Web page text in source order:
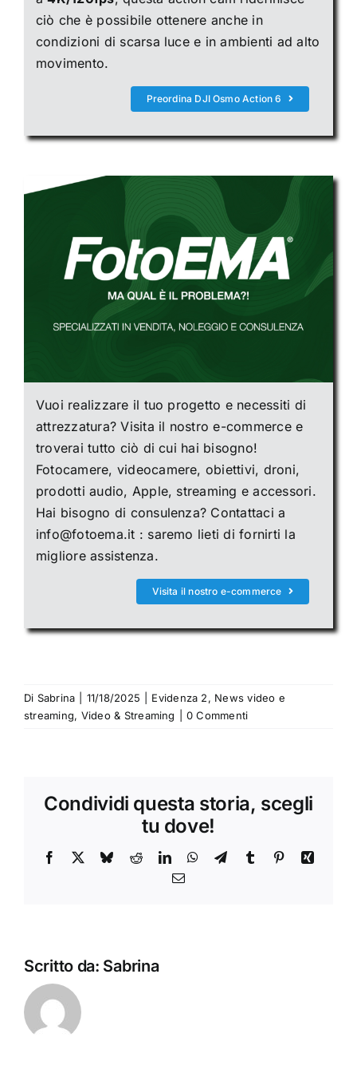
ciò che è possibile ottenere anche in
condizioni di scarsa luce e in ambienti ad alto
movimento.
Preordina DJI Osmo Action 6
Vuoi realizzare il tuo progetto e necessiti di
attrezzatura? Visita il nostro e-commerce e
troverai tutto ciò di cui hai bisogno!
Fotocamere, videocamere, obiettivi, droni,
prodotti audio, Apple, streaming e accessori.
Hai bisogno di consulenza? Contattaci a
info@fotoema.it : saremo lieti di fornirti la
migliore assistenza.
Visita il nostro e-commerce
Di Sabrina 11/18/2025 Evidenza 2, News video e
streaming, Video & Streaming 0 Commenti
Condividi questa storia, scegli
tu dove!
Facebook BlueskyRedditLinkedInWhatsApp
TelegramTumblr PinterestXing
Email
Scritto da: Sabrina